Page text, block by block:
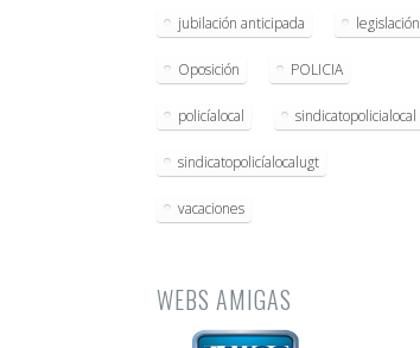
jubilación anticipada legislación
Oposición POLICIA
policíalocal sindicatopolicialocal
sindicatopolicíalocalugt
vacaciones
WEBS AMIGAS